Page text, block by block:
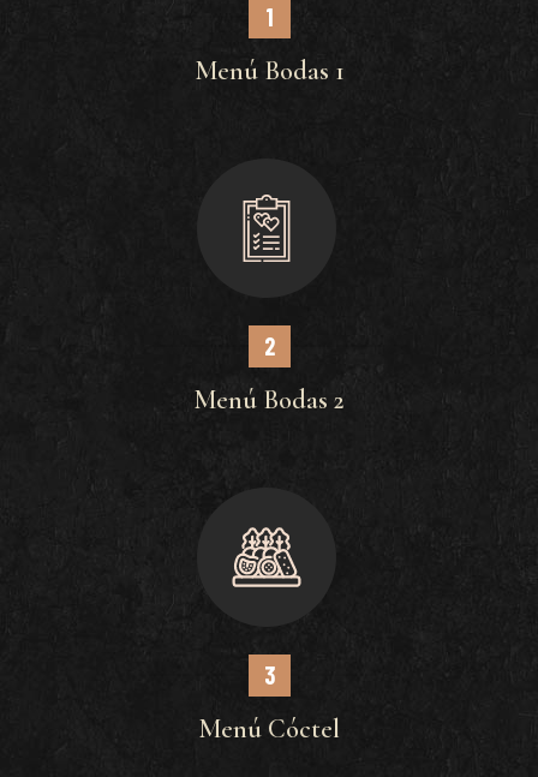
1
Menú Bodas 1
2
Menú Bodas 2
3
Menú Cóctel